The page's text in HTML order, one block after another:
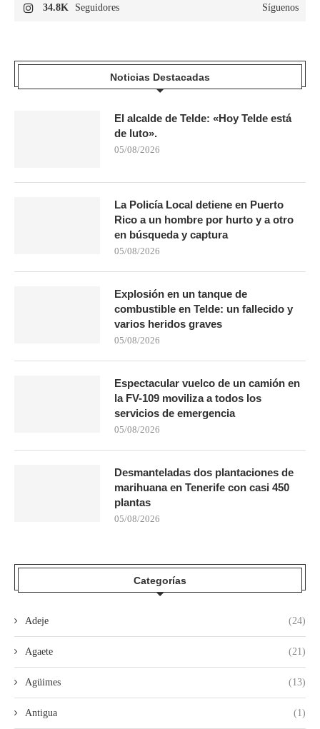
34.8K Seguidores Síguenos
Noticias Destacadas
El alcalde de Telde: «Hoy Telde está
de luto».
05/08/2026
La Policía Local detiene en Puerto
Rico a un hombre por hurto y a otro
en búsqueda y captura
05/08/2026
Explosión en un tanque de
combustible en Telde: un fallecido y
varios heridos graves
05/08/2026
Espectacular vuelco de un camión en
la FV-109 moviliza a todos los
servicios de emergencia
05/08/2026
Desmanteladas dos plantaciones de
marihuana en Tenerife con casi 450
plantas
05/08/2026
Categorías
Adeje (24)
Agaete (21)
Agüimes (13)
Antigua (1)